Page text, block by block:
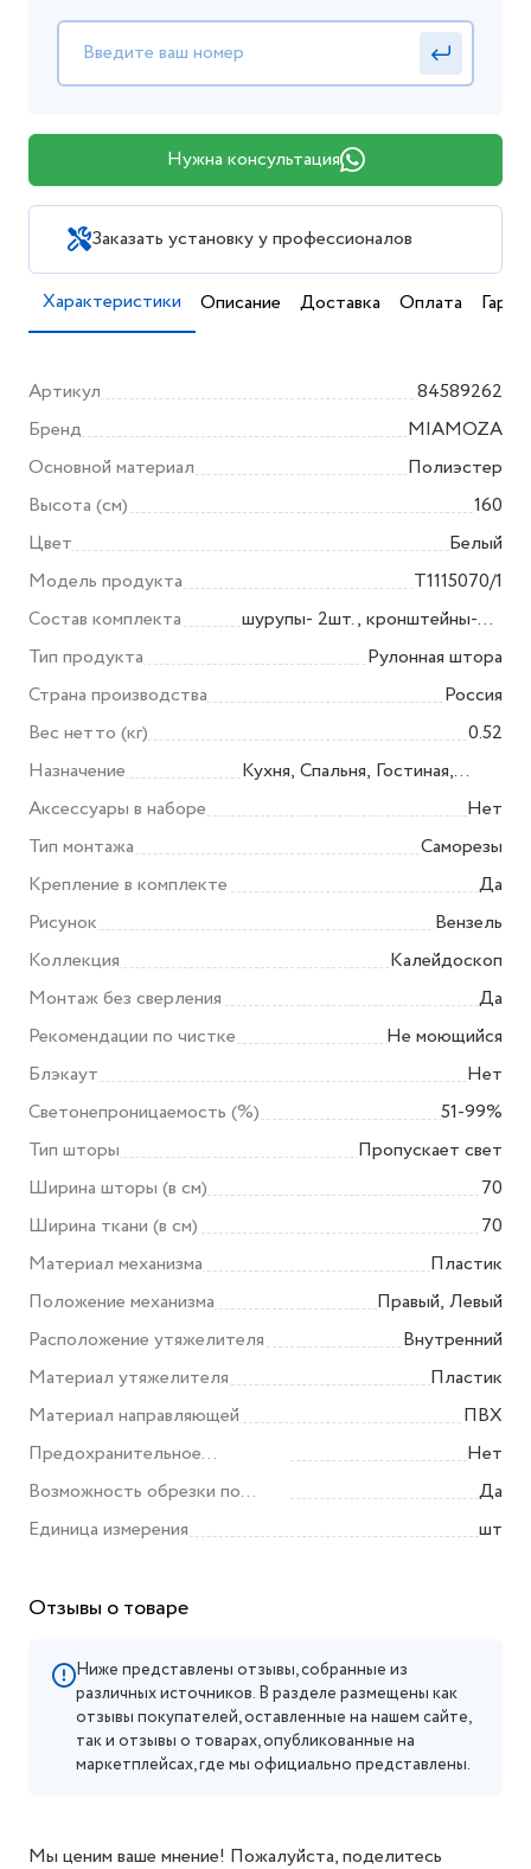
Нужна консультация
Заказать установку у профессионалов
Характеристики Описание Доставка Оплата
Артикул
84589262
Бренд
MIAMOZA
Основной материал
Полиэстер
Высота (см)
160
Цвет
Белый
Модель продукта
T1115070/1
Состав комплекта
шурупы- 2шт., кронштейны-
2шт., накладки для
Тип продукта
Рулонная штора
Страна производства
Россия
Вес нетто (кг)
0.52
Назначение
Кухня, Спальня, Гостиная,
Аксессуары в наборе
Нет
Тип монтажа
Саморезы
Крепление в комплекте
Да
Рисунок
Вензель
Коллекция
Калейдоскоп
Монтаж без сверления
Да
Рекомендации по чистке
Не моющийся
Блэкаут
Нет
Светонепроницаемость (%)
51-99%
Тип шторы
Пропускает свет
Ширина шторы (в см)
70
Ширина ткани (в см)
70
Материал механизма
Пластик
Положение механизма
Правый, Левый
Расположение утяжелителя
Внутренний
Материал утяжелителя
Пластик
Материал направляющей
ПВХ
Предохранительное
устройство
Нет
Возможность обрезки по
ширине
Да
Единица измерения
шт
Отзывы о товаре
Ниже представлены отзывы, собранные из
различных источников. В разделе размещены как
отзывы покупателей, оставленные на нашем сайте,
так и отзывы о товарах, опубликованные на
маркетплейсах, где мы официально представлены.
Мы ценим ваше мнение! Пожалуйста, поделитесь